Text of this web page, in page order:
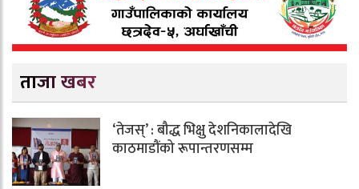
ताजा खबर
‘तेजस्’ : बौद्ध भिक्षु देशनिकालादेखि
काठमाडौंको रूपान्तरणसम्म